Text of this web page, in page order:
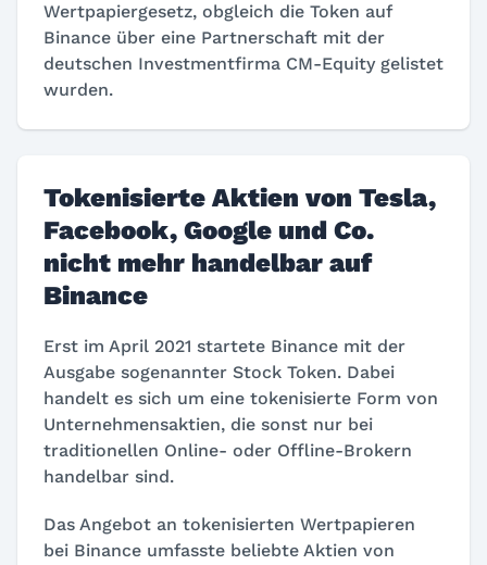
Wertpapiergesetz, obgleich die Token auf
Binance über eine Partnerschaft mit der
deutschen Investmentfirma CM-Equity gelistet
wurden.
Tokenisierte Aktien von Tesla,
Facebook, Google und Co.
nicht mehr handelbar auf
Binance
Erst im April 2021 startete Binance mit der
Ausgabe sogenannter Stock Token. Dabei
handelt es sich um eine tokenisierte Form von
Unternehmensaktien, die sonst nur bei
traditionellen Online- oder Offline-Brokern
handelbar sind.
Das Angebot an tokenisierten Wertpapieren
bei Binance umfasste beliebte Aktien von